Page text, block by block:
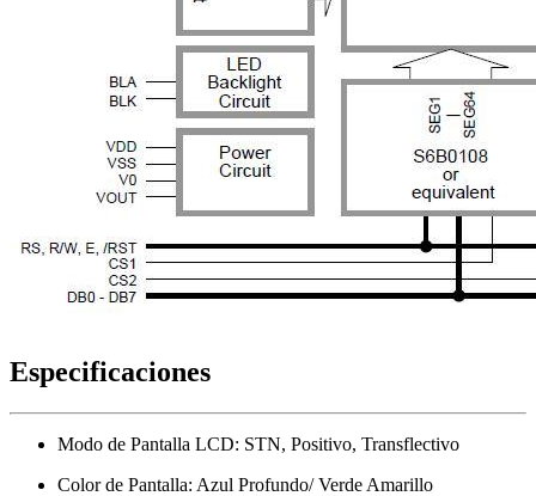
Especificaciones
Modo de Pantalla LCD: STN, Positivo, Transflectivo
Color de Pantalla: Azul Profundo/ Verde Amarillo